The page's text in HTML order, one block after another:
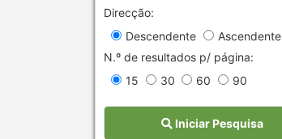
Direcção:
Descendente
Ascendente
N.º de resultados p/ página:
15
30 60 90
Iniciar Pesquisa